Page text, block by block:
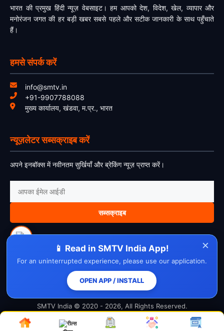
भारत की प्रमुख हिंदी न्यूज़ वेबसाइट। हम आपको देश, विदेश, खेल, व्यापार और
मनोरंजन जगत की हर बड़ी खबर सबसे पहले और सटीक जानकारी के साथ पहुँचाते
हैं।
हमसे संपर्क करें
info@smtv.in
+91-9907788088
मुख्य कार्यालय, खंडवा, म.प्र., भारत
न्यूज़लेटर सब्सक्राइब करें
अपने इनबॉक्स में नवीनतम सुर्खियाँ और ब्रेकिंग न्यूज़ प्राप्त करें।
सब्सक्राइब
About UsContact Us DisclaimerPrivacy PolicyCookie Policy
Cancellation PolicyRefund PolicyTerms & Conditions
SMTV India © 2020 - 2026, All Rights Reserved.
×
📱 Read in SMTV India App!
For an uninterrupted experience, please use our application.
OPEN APP / INSTALL